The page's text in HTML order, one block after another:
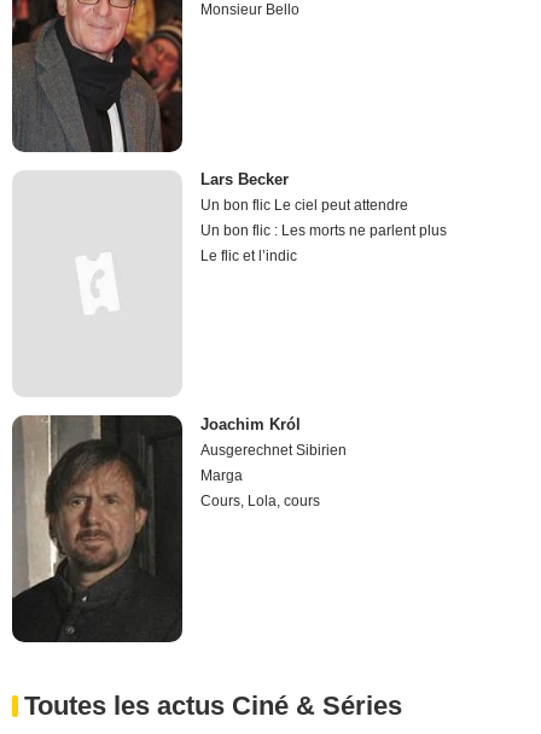
Monsieur Bello
Lars Becker
Un bon flic Le ciel peut attendre
Un bon flic : Les morts ne parlent plus
Le flic et l’indic
Joachim Król
Ausgerechnet Sibirien
Marga
Cours, Lola, cours
Toutes les actus Ciné & Séries